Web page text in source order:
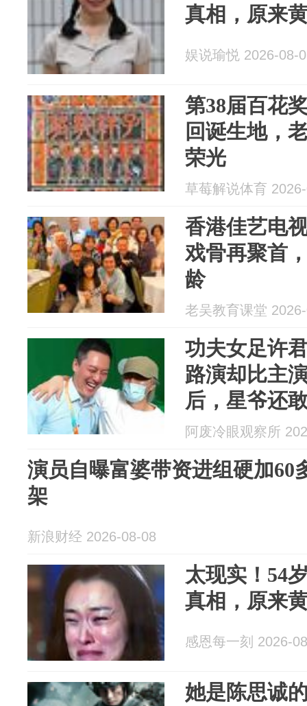
真相，原来
娱说瑜悦 2026-08-
第38届百花
回诞生地，
荣光
草莓解说体育
香港佳艺电
戏骨再聚首
龄
老吴教育课堂
功夫女足许
路演却比主
后，星爷还
阿废冷眼观察所
演员自曝富婆带资进组硬加60
架
新浪财经 2026-08-08
太现实！54
真相，原来
感恩每一刻 2026-
她是陈思诚